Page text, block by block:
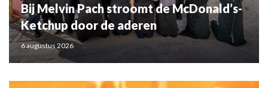
Bij Melvin Pach stroomt de McDonald’s-
Ketchup door de aderen
6 augustus 2026